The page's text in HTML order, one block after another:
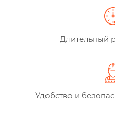
Длительный
Удобство и